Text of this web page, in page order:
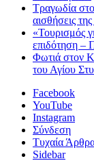
Τραγωδία
αισθήσεις
«Τουρισμός
επιδότηση –
Φωτιά στον
του Αγίου
Facebook
YouTube
Instagram
Σύνδεση
Τυχαία
Sidebar